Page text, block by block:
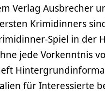
Verlag Ausbrecher
Krimidinners
Spiel in der
jede Vorkenntnis
für Interessierte